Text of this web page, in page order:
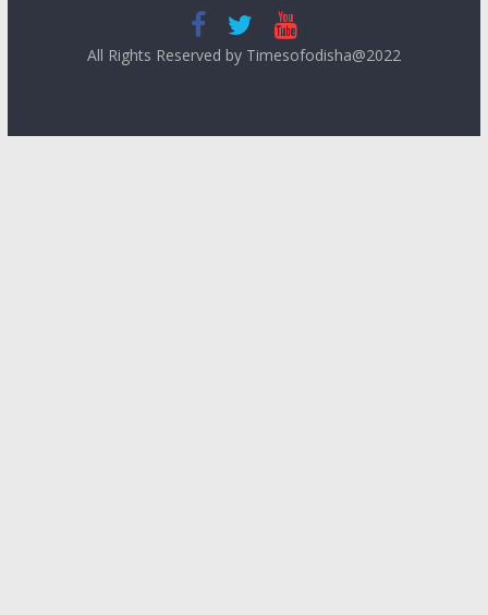
All Rights Reserved by Timesofodisha@2022